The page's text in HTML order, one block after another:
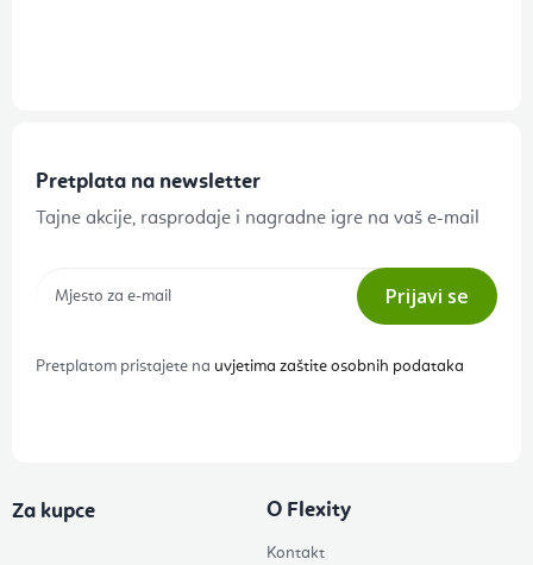
Pretplata na newsletter
Tajne akcije, rasprodaje i nagradne igre na vaš e-mail
Prijavi se
Pretplatom pristajete na uvjetima zaštite osobnih podataka
Za kupce O Flexity
Kontakt